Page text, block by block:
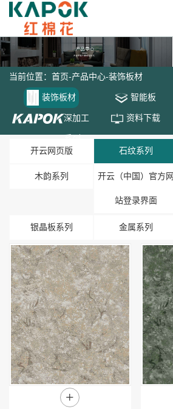
当前位置： 首页-产品中心-装饰板材
装饰板材 智能板
深加工 资料下载
开云网页版 石纹系列
木韵系列 开云（中国）官方网
站登录界面
银晶板系列 金属系列
+